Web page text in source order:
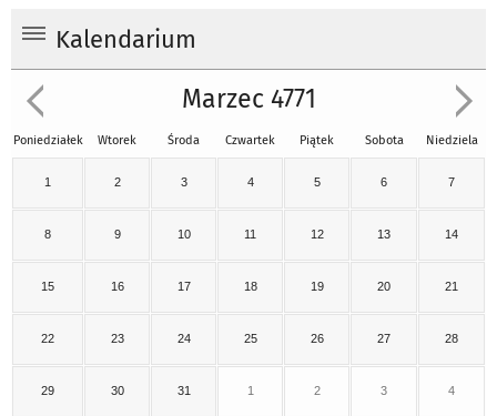
Kalendarium
Marzec 4771
Poniedziałek Wtorek Środa Czwartek Piątek Sobota Niedziela
1 2 3 4 5 6 7
8 9 10 11 12 13 14
15 16 17 18 19 20 21
22 23 24 25 26 27 28
29 30 31 1 2 3 4